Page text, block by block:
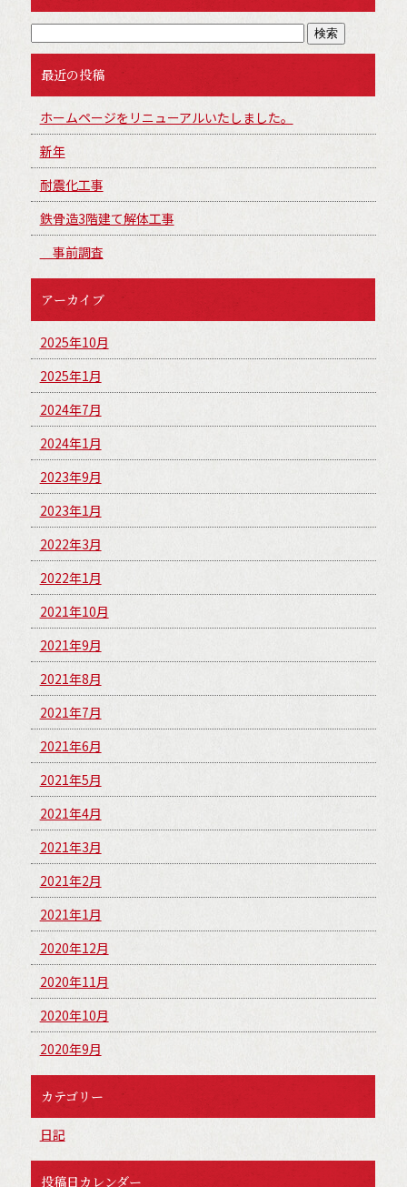
最近の投稿
ホームページをリニューアルいたしました。
新年
耐震化工事
鉄骨造3階建て解体工事
事前調査
アーカイブ
2025年10月
2025年1月
2024年7月
2024年1月
2023年9月
2023年1月
2022年3月
2022年1月
2021年10月
2021年9月
2021年8月
2021年7月
2021年6月
2021年5月
2021年4月
2021年3月
2021年2月
2021年1月
2020年12月
2020年11月
2020年10月
2020年9月
カテゴリー
日記
投稿日カレンダー